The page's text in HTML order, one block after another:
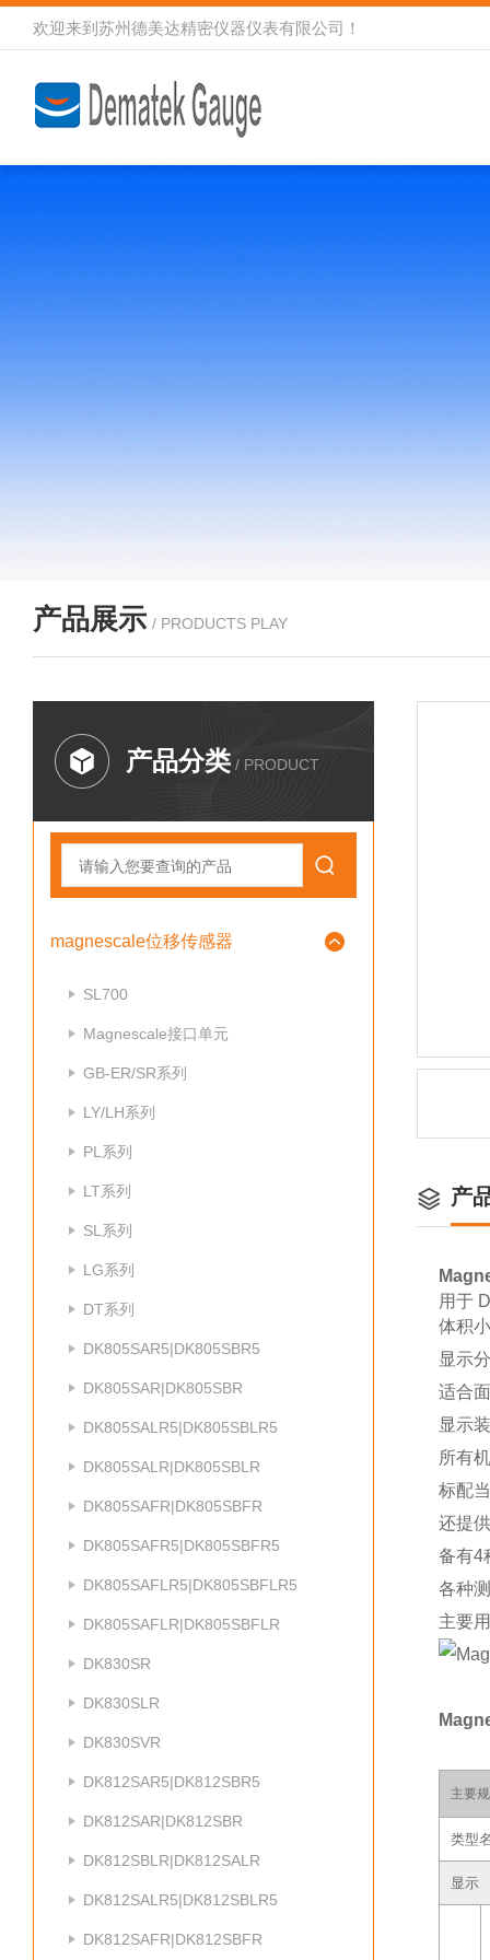
欢迎来到 苏州德美达精密仪器仪表有限公司 ！
产品展示 / PRODUCTS PLAY
产品分类 / PRODUCT
magnescale位移传感器
SL700
Magnescale接口单元
GB-ER/SR系列
LY/LH系列
PL系列
LT系列
SL系列
LG系列
DT系列
DK805SAR5|DK805SBR5
DK805SAR|DK805SBR
DK805SALR5|DK805SBLR5
DK805SALR|DK805SBLR
DK805SAFR|DK805SBFR
DK805SAFR5|DK805SBFR5
DK805SAFLR5|DK805SBFLR5
DK805SAFLR|DK805SBFLR
DK830SR
DK830SLR
DK830SVR
DK812SAR5|DK812SBR5
DK812SAR|DK812SBR
DK812SBLR|DK812SALR
DK812SALR5|DK812SBLR5
DK812SAFR|DK812SBFR
产
用于
体积
显示
适合
显示
所有
标配
还提
备有4
各种
主要
主要
类型
显示